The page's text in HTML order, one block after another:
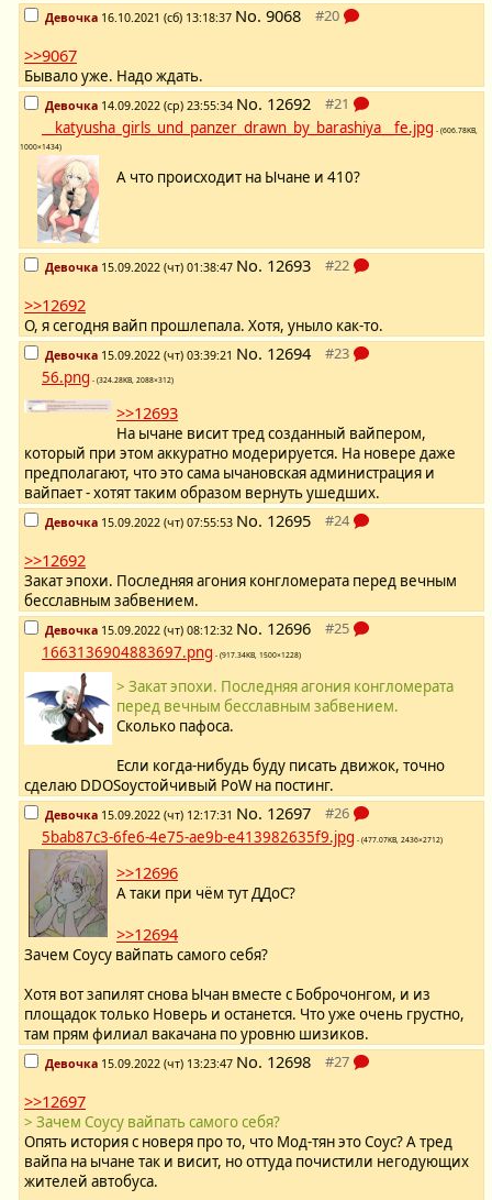
Девочка 16.10.2021 (сб) 13:18:37 No. 9068
>>9067
Бывало уже. Надо ждать.
Девочка 14.09.2022 (ср) 23:55:34 No. 12692
__katyusha_girls_und_panzer_drawn_by_barashiya__fe.jpg - (606.78KB,
1000×1434)
А что происходит на Ычане и 410?
Девочка 15.09.2022 (чт) 01:38:47 No. 12693
>>12692
О, я сегодня вайп прошлепала. Хотя, уныло как-то.
Девочка 15.09.2022 (чт) 03:39:21 No. 12694
56.png - (324.28KB, 2088×312)
>>12693
На ычане висит тред созданный вайпером,
который при этом аккуратно модерируется. На новере даже
предполагают, что это сама ычановская администрация и
вайпает - хотят таким образом вернуть ушедших.
Девочка 15.09.2022 (чт) 07:55:53 No. 12695
>>12692
Закат эпохи. Последняя агония конгломерата перед вечным
бесславным забвением.
Девочка 15.09.2022 (чт) 08:12:32 No. 12696
1663136904883697.png - (917.34KB, 1500×1228)
> Закат эпохи. Последняя агония конгломерата
перед вечным бесславным забвением.
Сколько пафоса.
Если когда-нибудь буду писать движок, точно
сделаю DDOSоустойчивый PoW на постинг.
Девочка 15.09.2022 (чт) 12:17:31 No. 12697
5bab87c3-6fe6-4e75-ae9b-e413982635f9.jpg - (477.07KB, 2436×2712)
>>12696
А таки при чём тут ДДоС?
>>12694
Зачем Соусу вайпать самого себя?
Хотя вот запилят снова Ычан вместе с Боброчонгом, и из
площадок только Новерь и останется. Что уже очень грустно,
там прям филиал вакачана по уровню шизиков.
Девочка 15.09.2022 (чт) 13:23:47 No. 12698
>>12697
> Зачем Соусу вайпать самого себя?
Опять история с новеря про то, что Мод-тян это Соус? А тред
вайпа на ычане так и висит, но оттуда почистили негодующих
жителей автобуса.